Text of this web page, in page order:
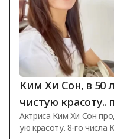
Ким Хи Сон, в 50
чистую красоту..
Актриса Ким Хи Сон
ую красоту. 8-го числа